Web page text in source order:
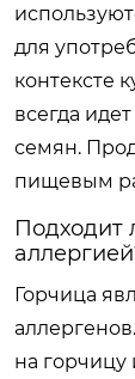
для
контексте
всегда
семян.
пищевым
Подходит
Горчица
на горчицу